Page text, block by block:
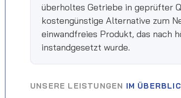
überholtes Getriebe in geprüfter
kostengünstige Alternative zum
einwandfreies Produkt, das nach
instandgesetzt wurde.
UNSERE LEISTUNGEN IM